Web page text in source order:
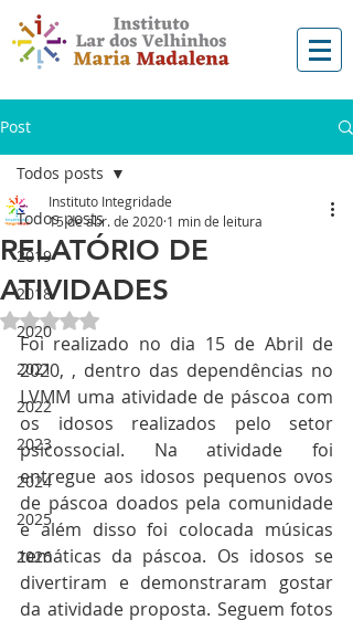
Post
Todos posts
2019
2018
2020
2021
2022
2023
2024
2025
2026
Todos posts
RELATÓRIO DE
ATIVIDADES
Instituto Integridade
15 de abr. de 2020 1 min de leitura
Avaliado com NaN de 5 estrelas.
Foi realizado no dia 15 de Abril de
2020, , dentro das dependências no
LVMM uma atividade de páscoa com
os idosos realizados pelo setor
psicossocial. Na atividade foi
entregue aos idosos pequenos ovos
de páscoa doados pela comunidade
e além disso foi colocada músicas
temáticas da páscoa. Os idosos se
divertiram e demonstraram gostar
da atividade proposta. Seguem fotos